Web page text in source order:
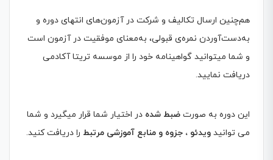
هم‌چنین ارسال تکالیف و شرکت در آزمون‌های انتهای دوره و
به‌دست‌آوردن نمره‌ی قبولی، به‌معنای موفقیت در آزمون است
و شما میتوانید گواهینامه خود را از موسسه تریتا آکادمی
دریافت نمایید.
این دوره به صورت ضبط شده در اختیار شما قرار میگیرد و شما
می توانید ویدئو ، جزوه و منابع آموزشی مرتبط را دریافت کنید.